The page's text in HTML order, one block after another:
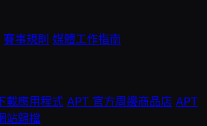
賽事規則 媒體工作指南
載應用程式 APT 官方周邊商品店 APT
站歸檔